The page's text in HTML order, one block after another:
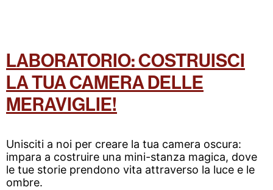
LABORATORIO: COSTRUISCI
LA TUA CAMERA DELLE
MERAVIGLIE!
Unisciti a noi per creare la tua camera oscura:
impara a costruire una mini-stanza magica, dove
le tue storie prendono vita attraverso la luce e le
ombre.